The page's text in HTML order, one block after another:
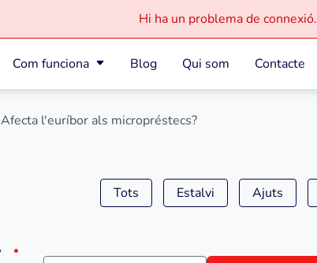
Hi ha un problema de connexió.
Com funciona Blog Qui som Contacte
Afecta l'euríbor als micropréstecs?
Tots Estalvi Ajuts